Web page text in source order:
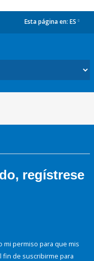
Esta página en: ES
regístrese
mi permiso para que mis
de suscribirme para